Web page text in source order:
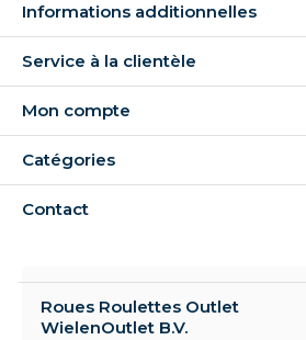
Informations additionnelles
Service à la clientèle
Mon compte
Catégories
Contact
Roues Roulettes Outlet
WielenOutlet B.V.